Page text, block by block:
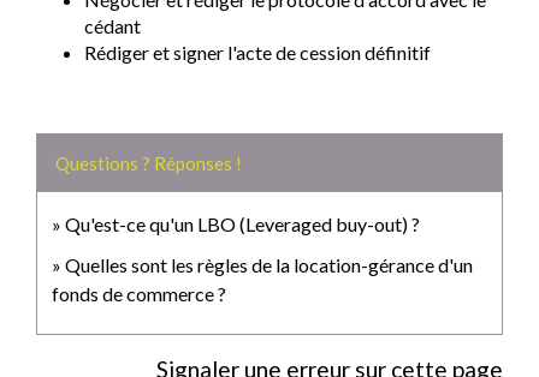
cédant
Rédiger et signer l'acte de cession définitif
Questions ? Réponses !
Qu'est-ce qu'un LBO (Leveraged buy-out) ?
Quelles sont les règles de la location-gérance d'un
fonds de commerce ?
Signaler une erreur sur cette page